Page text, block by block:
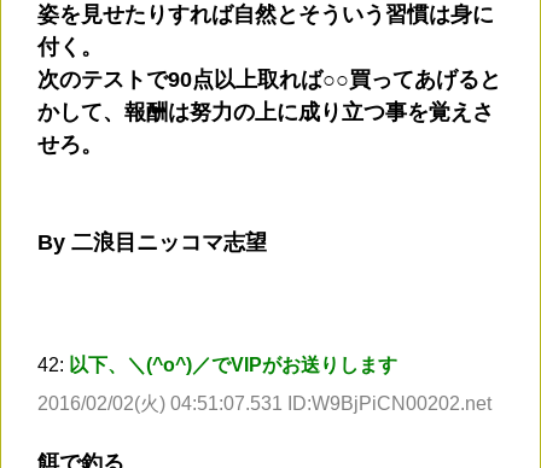
姿を見せたりすれば自然とそういう習慣は身に
付く。
次のテストで90点以上取れば○○買ってあげると
かして、報酬は努力の上に成り立つ事を覚えさ
せろ。
By 二浪目ニッコマ志望
42: 以下、＼(^o^)／でVIPがお送りします
2016/02/02(火) 04:51:07.531 ID:W9BjPiCN00202.net
餌で釣る